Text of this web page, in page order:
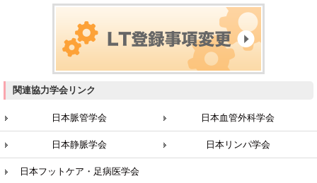
関連協力学会リンク
日本脈管学会 日本血管外科学会
日本静脈学会 日本リンパ学会
日本フットケア・足病医学会